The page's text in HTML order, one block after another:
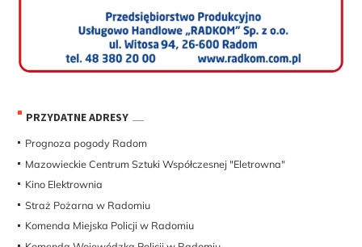
PRZYDATNE ADRESY
Prognoza pogody Radom
Mazowieckie Centrum Sztuki Współczesnej "Eletrowna"
Kino Elektrownia
Straż Pożarna w Radomiu
Komenda Miejska Policji w Radomiu